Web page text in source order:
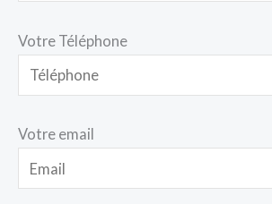
Votre Téléphone
Votre email